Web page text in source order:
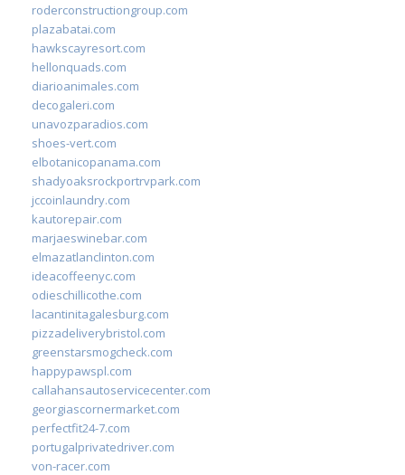
roderconstructiongroup.com
plazabatai.com
hawkscayresort.com
hellonquads.com
diarioanimales.com
decogaleri.com
unavozparadios.com
shoes-vert.com
elbotanicopanama.com
shadyoaksrockportrvpark.com
jccoinlaundry.com
kautorepair.com
marjaeswinebar.com
elmazatlanclinton.com
ideacoffeenyc.com
odieschillicothe.com
lacantinitagalesburg.com
pizzadeliverybristol.com
greenstarsmogcheck.com
happypawspl.com
callahansautoservicecenter.com
georgiascornermarket.com
perfectfit24-7.com
portugalprivatedriver.com
von-racer.com